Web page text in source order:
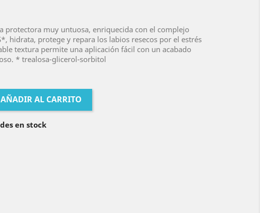
protectora muy untuosa, enriquecida con el complejo
hidrata, protege y repara los labios resecos por el estrés
textura permite una aplicación fácil con un acabado
* trealosa-glicerol-sorbitol
AÑADIR AL CARRITO
en stock